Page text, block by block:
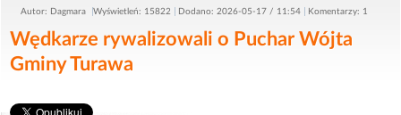
Autor: Dagmara Wyświetleń: 15822 Dodano: 2026-05-17 / 11:54 Komentarzy: 1
Wędkarze rywalizowali o Puchar Wójta
Gminy Turawa